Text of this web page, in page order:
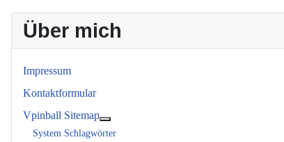
Über mich
Impressum
Kontaktformular
Vpinball Sitemap
System Schlagwörter